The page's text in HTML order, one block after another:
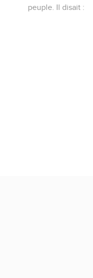
peuple. Il disait :